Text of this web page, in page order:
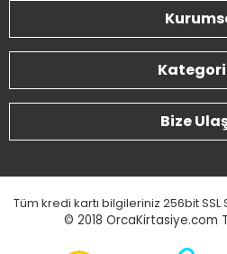
Bize
Tüm kredi kartı bilgileriniz 256bit
© 2018 OrcaKirtasiye.com